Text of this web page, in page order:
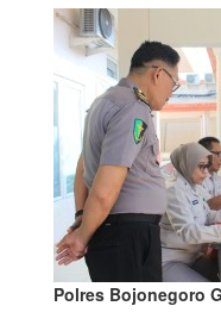
Polres Bojonegoro